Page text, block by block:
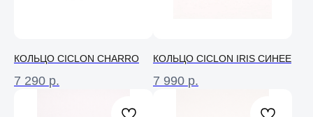
КОЛЬЦО CICLON CHARRO
7 290 р.
КОЛЬЦО СICLON IRIS СИНЕЕ
7 990 р.